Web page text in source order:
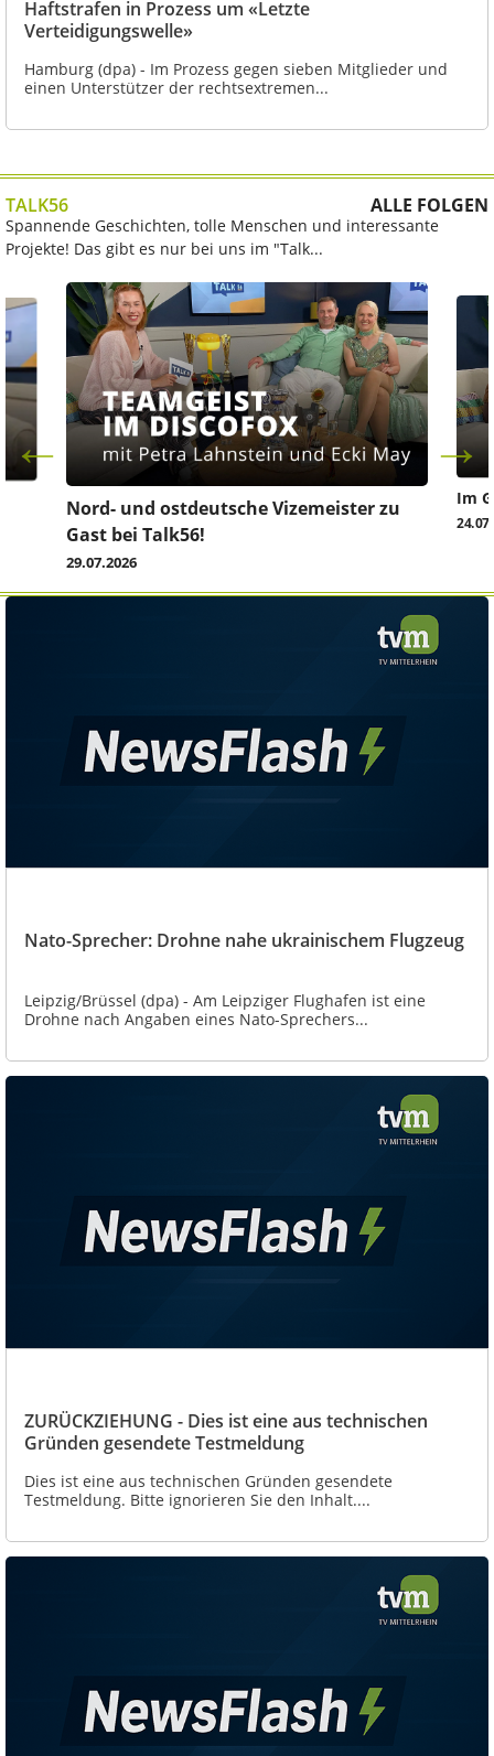
Haftstrafen in Prozess um «Letzte
Verteidigungswelle»
Hamburg (dpa) - Im Prozess gegen sieben Mitglieder und
einen Unterstützer der rechtsextremen...
TALK56 ALLE FOLGEN
Spannende Geschichten, tolle Menschen und interessante
Projekte! Das gibt es nur bei uns im "Talk...
Nord- und ostdeutsche Vizemeister zu
Gast bei Talk56!
29.07.2026
Im
Nato-Sprecher: Drohne nahe ukrainischem Flugzeug
Leipzig/Brüssel (dpa) - Am Leipziger Flughafen ist eine
Drohne nach Angaben eines Nato-Sprechers...
ZURÜCKZIEHUNG - Dies ist eine aus technischen
Gründen gesendete Testmeldung
Dies ist eine aus technischen Gründen gesendete
Testmeldung. Bitte ignorieren Sie den Inhalt....